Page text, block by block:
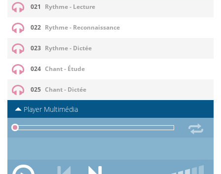
021 Rythme - Lecture
022 Rythme - Reconnaissance
023 Rythme - Dictée
024 Chant - Étude
025 Chant - Dictée
Player Multimédia